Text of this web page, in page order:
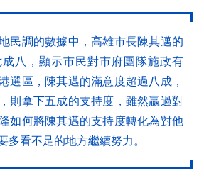
民調的數據中，高雄市長陳其邁的
八，顯示市民對市府團隊施政有
選區，陳其邁的滿意度超過八成，
則拿下五成的支持度，雖然贏過對
如何將陳其邁的支持度轉化為對他
多看不足的地方繼續努力。